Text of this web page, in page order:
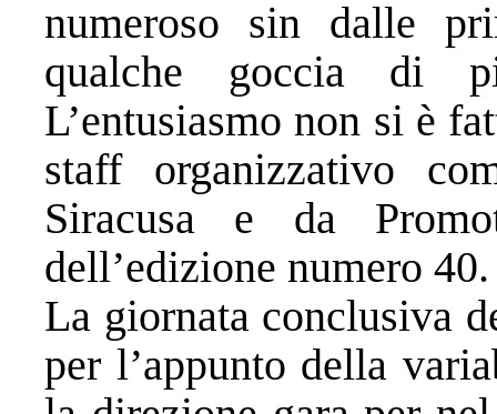
numeroso sin dalle
qualche goccia di
L’entusiasmo non si è
staff organizzativo
Siracusa e da
dell’edizione numero 40.
La giornata conclusiva
per l’appunto della